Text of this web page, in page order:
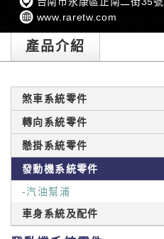
www.raretw.com
產品介紹
煞車系統零件
轉向系統零件
懸掛系統零件
發動機系統零件
-汽油幫浦
車身系統及配件